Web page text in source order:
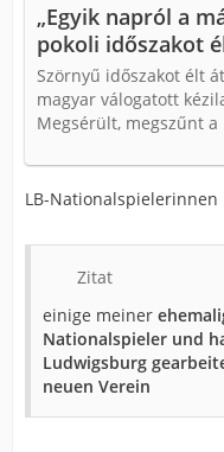
„Egyik napról a
pokoli időszakot
klasszis
Szörnyű időszakot élt
magyar válogatott
Megsérült, megszűnt
LB-
Zitat
einige meiner
Nationalspieler und
Ludwigsburg
neuen Verein